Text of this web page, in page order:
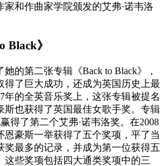
和作曲家学院颁发的艾弗·诺韦洛
Black》
的第二张专辑《Back to Black》，
得了巨大成功，还成为英国历史上最
年的全英音乐奖上，这张专辑被提名
斯也获得了英国最佳女歌手奖。专辑
得了第二个艾弗·诺韦洛奖。在2008
恩豪斯一举获得了五个奖项，平了当
奖最多的记录，并成为第一位获得五
这些奖项包括四大通类奖项中的三